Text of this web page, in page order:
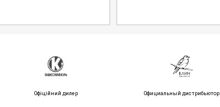
Офіційний дилер Официальный дистрибьютор